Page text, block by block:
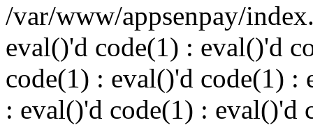
/var/www/appsenpay/
eval()'d code(1) : eval()'d
code(1) : eval()'d code(1) :
: eval()'d code(1) : eval()'d